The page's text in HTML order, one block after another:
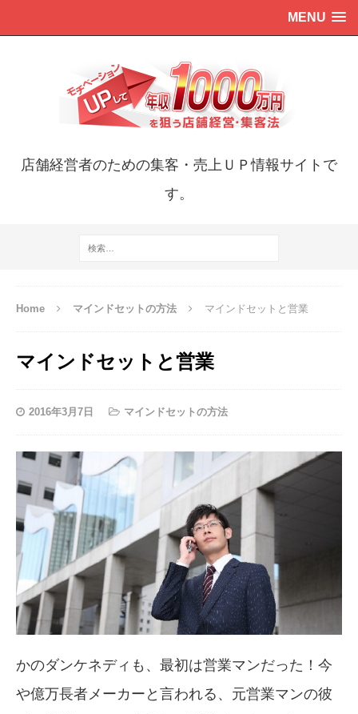
MENU
店舗経営者のための集客・売上ＵＰ情報サイトで
す。
Home マインドセットの方法 マインドセットと営業
マインドセットと営業
2016年3月7日 マインドセットの方法
かのダンケネディも、最初は営業マンだった！今
や億万長者メーカーと言われる、元営業マンの彼